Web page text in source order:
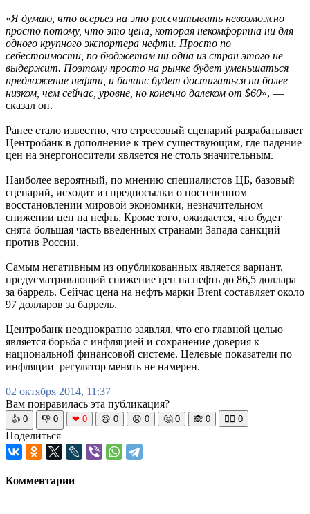
«Я думаю, что всерьез на это рассчитывать невозможно
просто потому, что это цена, которая некомфортна ни для
одного крупного экспортера нефти. Просто по
себестоимости, по бюджетам ни одна из стран этого не
выдержит. Поэтому просто на рынке будет уменьшаться
предложение нефти, и баланс будет достигаться на более
низком, чем сейчас, уровне, но конечно далеком от $60», —
сказал он.
Ранее стало известно, что стрессовый сценарий разрабатывает
Центробанк в дополнение к трем существующим, где падение
цен на энергоносители является не столь значительным.
Наиболее вероятный, по мнению специалистов ЦБ, базовый
сценарий, исходит из предпосылки о постепенном
восстановлении мировой экономики, незначительном
снижении цен на нефть. Кроме того, ожидается, что будет
снята большая часть введенных странами Запада санкций
против России.
Самым негативным из опубликованных является вариант,
предусматривающий снижение цен на нефть до 86,5 доллара
за баррель. Сейчас цена на нефть марки Brent составляет около
97 долларов за баррель.
Центробанк неоднократно заявлял, что его главной целью
является борьба с инфляцией и сохранение доверия к
национальной финансовой системе. Целевые показатели по
инфляции регулятор менять не намерен.
02 октября 2014, 11:37
Вам понравилась эта публикация?
👍 0 👎 0 ❤ 0 😆 0 😡 0 🤔 0 🙈 0 🧘‍♀️ 0
Поделиться
Комментарии